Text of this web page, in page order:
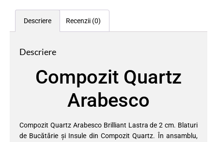
Descriere Recenzii (0)
Descriere
Compozit Quartz
Arabesco
Compozit Quartz Arabesco Brilliant Lastra de 2 cm. Blaturi
de Bucătărie și Insule din Compozit Quartz. În ansamblu,